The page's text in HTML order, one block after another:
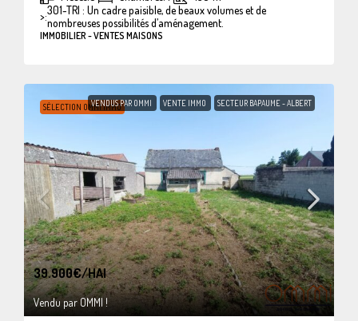
>:301-TRI : Un cadre paisible, de beaux volumes et de
nombreuses possibilités d’aménagement.
IMMOBILIER - VENTES MAISONS
SÉLECTION OMMI IMMOVENDUS PAR OMMI VENTE IMMO SECTEUR BAPAUME - ALBERT
39.900€/HAI
Vendu par OMMI !